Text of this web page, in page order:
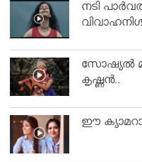
നടി
സോഷ്യൽ
കൃഷ്ണൻ..
ഈ